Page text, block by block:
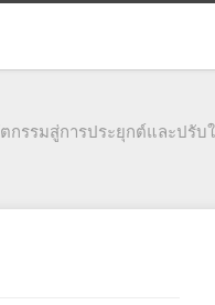
กรรมสู่การประยุกต์และปรับ